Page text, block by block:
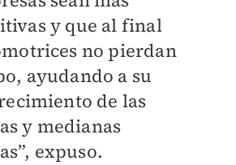
y que al final
no pierdan
ayudando a su
de las
y medianas
expuso.